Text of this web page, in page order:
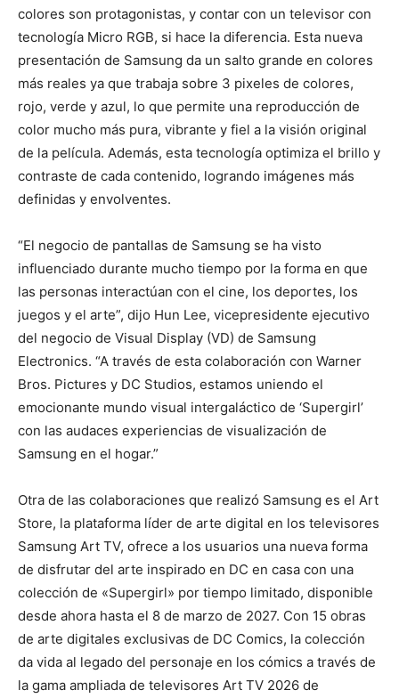
colores son protagonistas, y contar con un televisor con
tecnología Micro RGB, si hace la diferencia. Esta nueva
presentación de Samsung da un salto grande en colores
más reales ya que trabaja sobre 3 pixeles de colores,
rojo, verde y azul, lo que permite una reproducción de
color mucho más pura, vibrante y fiel a la visión original
de la película. Además, esta tecnología optimiza el brillo y
contraste de cada contenido, logrando imágenes más
definidas y envolventes.
“El negocio de pantallas de Samsung se ha visto
influenciado durante mucho tiempo por la forma en que
las personas interactúan con el cine, los deportes, los
juegos y el arte”, dijo Hun Lee, vicepresidente ejecutivo
del negocio de Visual Display (VD) de Samsung
Electronics. “A través de esta colaboración con Warner
Bros. Pictures y DC Studios, estamos uniendo el
emocionante mundo visual intergaláctico de ‘Supergirl’
con las audaces experiencias de visualización de
Samsung en el hogar.”
Otra de las colaboraciones que realizó Samsung es el Art
Store, la plataforma líder de arte digital en los televisores
Samsung Art TV, ofrece a los usuarios una nueva forma
de disfrutar del arte inspirado en DC en casa con una
colección de «Supergirl» por tiempo limitado, disponible
desde ahora hasta el 8 de marzo de 2027. Con 15 obras
de arte digitales exclusivas de DC Comics, la colección
da vida al legado del personaje en los cómics a través de
la gama ampliada de televisores Art TV 2026 de